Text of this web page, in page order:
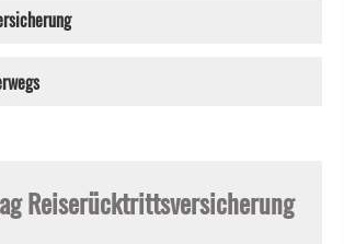
Reiserücktrittsversicherung